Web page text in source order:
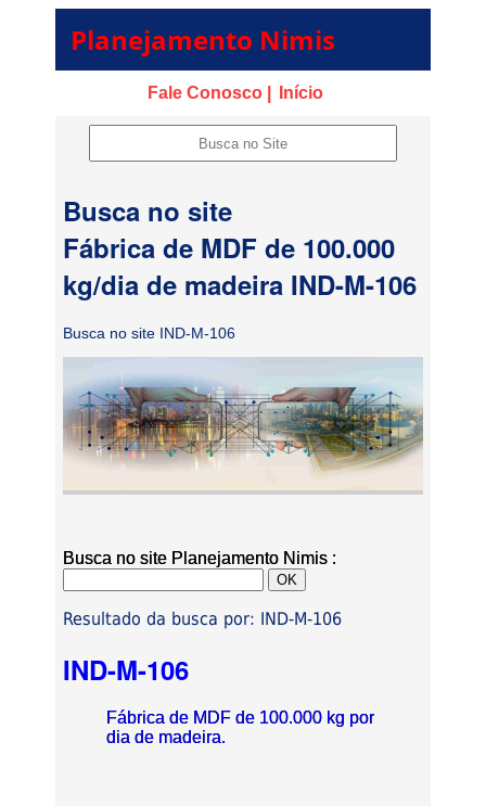
Planejamento Nimis
Fale Conosco | Início
Busca no site
Fábrica de MDF de 100.000
kg/dia de madeira IND-M-106
Busca no site IND-M-106
Busca no site Planejamento Nimis :
Resultado da busca por: IND-M-106
IND-M-106
Fábrica de MDF de 100.000 kg por
dia de madeira.